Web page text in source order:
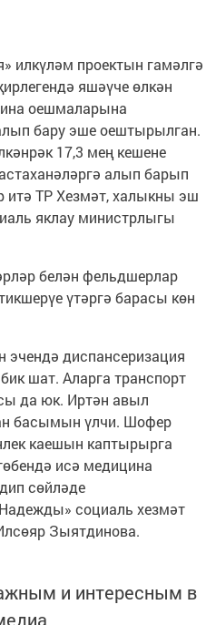
илкүләм проектын гамәлгә
яшәүче өлкән
оешмаларына
бару эше оештырылган.
17,3 мең кешене
алып барып
итә ТР Хезмәт, халыкны эш
яклау министрлыгы
белән фельдшерлар
үтәргә барасы көн
эчендә диспансеризация
шат. Аларга транспорт
да юк. Иртән авыл
басымын үлчи. Шофер
каешын каптырырга
исә медицина
сөйләде
социаль хезмәт
Зыятдинова.
и интересным в